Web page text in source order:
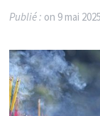
Publié : on 9 mai 2025